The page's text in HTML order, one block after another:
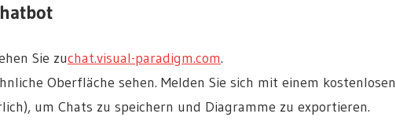
Sie zuchat.visual-paradigm.com.
Oberfläche sehen. Melden Sie sich mit einem kostenlosen
um Chats zu speichern und Diagramme zu exportieren.